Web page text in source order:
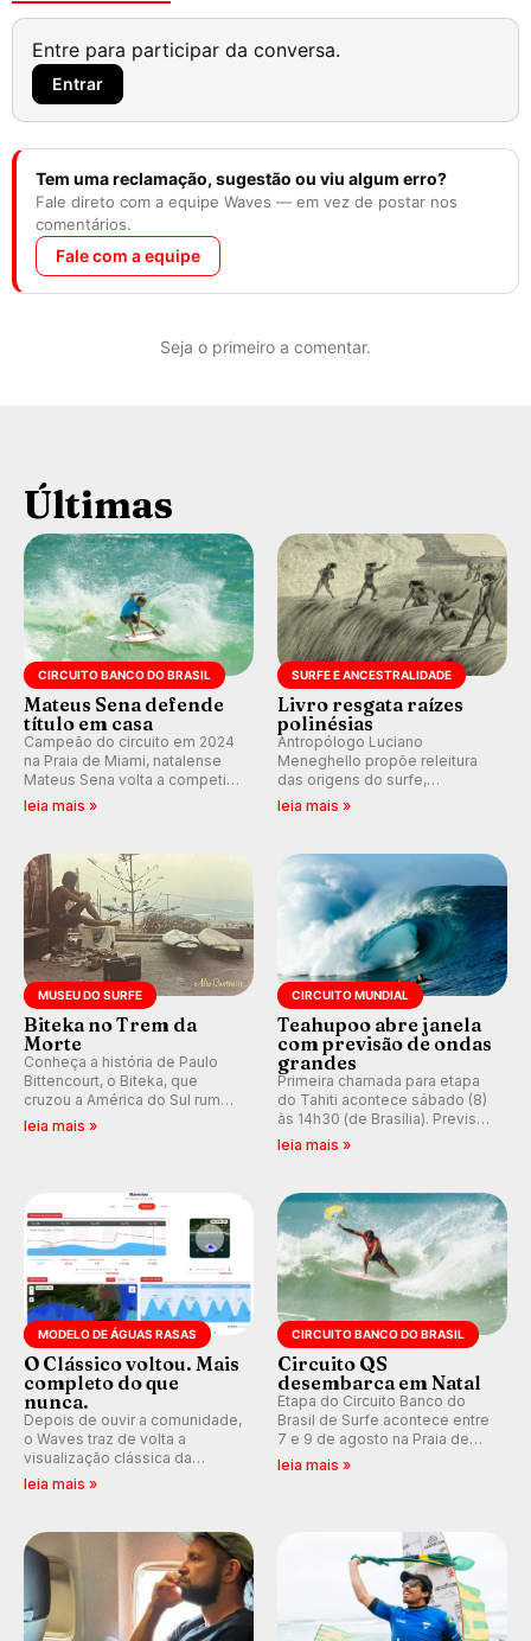
Entre para participar da conversa.
Entrar
Tem uma reclamação, sugestão ou viu algum erro?
Fale direto com a equipe Waves — em vez de postar nos
comentários.
Fale com a equipe
Seja o primeiro a comentar.
Últimas
CIRCUITO BANCO DO BRASIL
Mateus Sena defende
título em casa
Campeão do circuito em 2024
na Praia de Miami, natalense
Mateus Sena volta a competir
em casa em busca de manter a
hegemonia potiguar em etapa
leia mais »
SURFE E ANCESTRALIDADE
Livro resgata raízes
polinésias
Antropólogo Luciano
Meneghello propõe releitura
das origens do surfe,
resgatando a cultura polinésia
e questionando a visão
prática em esporte e indústria.
leia mais »
MUSEU DO SURFE
Biteka no Trem da
Morte
Conheça a história de Paulo
Bittencourt, o Biteka, que
cruzou a América do Sul rumo
ao Pacífico em uma jornada
que se tornou um marco de
leia mais »
CIRCUITO MUNDIAL
Teahupoo abre janela
com previsão de ondas
grandes
Primeira chamada para etapa
do Tahiti acontece sábado (8)
às 14h30 (de Brasília). Previsão
indica swell consistente.
Medina embarca para evento e
Kelly Slater convidado.
leia mais »
MODELO DE ÁGUAS RASAS
O Clássico voltou. Mais
completo do que
nunca.
Depois de ouvir a comunidade,
o Waves traz de volta a
visualização clássica da
previsão de águas rasas,
agora integrada à nova
ondas para até 16 dias.
leia mais »
CIRCUITO BANCO DO BRASIL
Circuito QS
desembarca em Natal
Etapa do Circuito Banco do
Brasil de Surfe acontece entre
7 e 9 de agosto na Praia de
Miami (RN), em disputas
válidas pelo Qualifying Series
leia mais »